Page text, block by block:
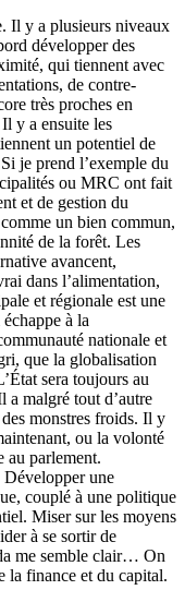
Il y a plusieurs niveaux
développer des
qui tiennent avec
de contre-
très proches en
y a ensuite les
un potentiel de
je prend l’exemple du
ou MRC ont fait
et de gestion du
un bien commun,
de la forêt. Les
avancent,
dans l’alimentation,
et régionale est une
à la
nationale et
que la globalisation
sera toujours au
malgré tout d’autre
monstres froids. Il y
ou la volonté
au parlement.
Développer une
couplé à une politique
Miser sur les moyens
à se sortir de
me semble clair… On
la finance et du capital.